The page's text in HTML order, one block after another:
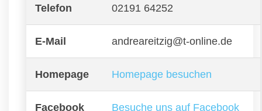
Telefon 02191 64252
E-Mail andreareitzig@t-online.de
Homepage Homepage besuchen
Facebook Besuche uns auf Facebook